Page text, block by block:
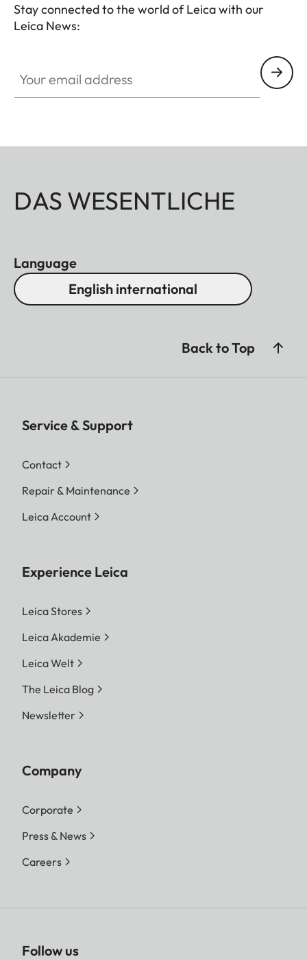
Stay connected to the world of Leica with our
Leica News:
DAS WESENTLICHE
Language
English international
Back to Top
Service & Support
Contact
Repair & Maintenance
Leica Account
Experience Leica
Leica Stores
Leica Akademie
Leica Welt
The Leica Blog
Newsletter
Company
Corporate
Press & News
Careers
Follow us